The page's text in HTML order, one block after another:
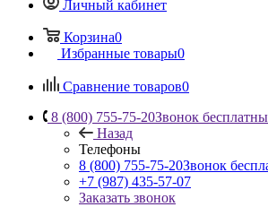
Личный кабинет
Корзина0
Избранные товары0
Сравнение товаров0
8 (800) 755-75-20Звонок
Назад
Телефоны
8 (800) 755-75-20Звонок
+7 (987) 435-57-07
Заказать звонок